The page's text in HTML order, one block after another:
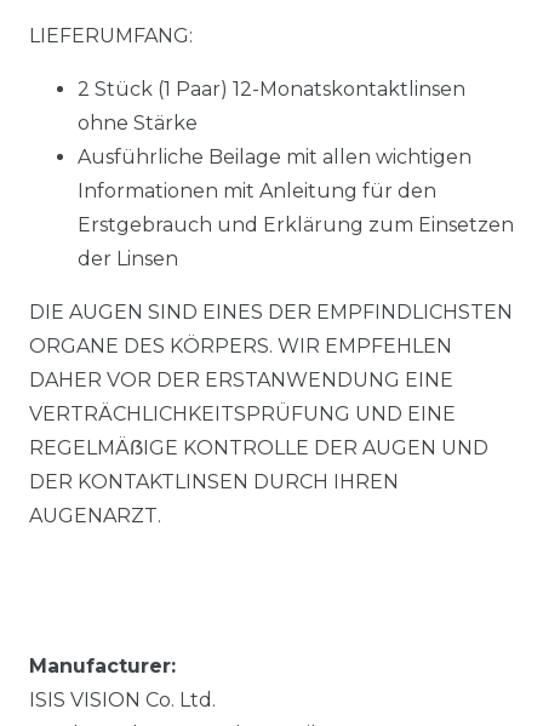
LIEFERUMFANG:
2 Stück (1 Paar) 12-Monatskontaktlinsen
ohne Stärke
Ausführliche Beilage mit allen wichtigen
Informationen mit Anleitung für den
Erstgebrauch und Erklärung zum Einsetzen
der Linsen
DIE AUGEN SIND EINES DER EMPFINDLICHSTEN
ORGANE DES KÖRPERS. WIR EMPFEHLEN
DAHER VOR DER ERSTANWENDUNG EINE
VERTRÄCHLICHKEITSPRÜFUNG UND EINE
REGELMÄẞIGE KONTROLLE DER AUGEN UND
DER KONTAKTLINSEN DURCH IHREN
AUGENARZT.
Manufacturer:
ISIS VISION Co. Ltd.